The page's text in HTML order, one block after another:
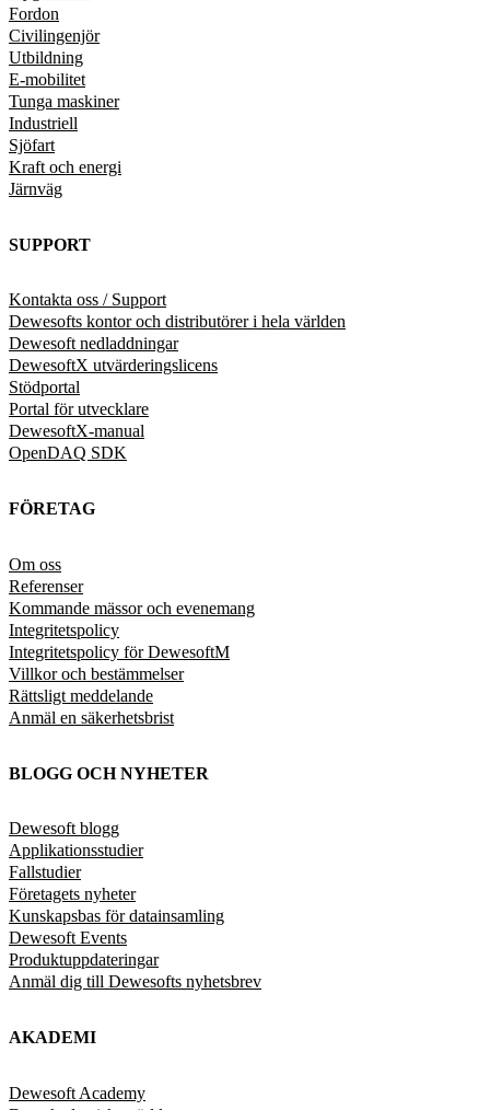
Fordon
Civilingenjör
Utbildning
E-mobilitet
Tunga maskiner
Industriell
Sjöfart
Kraft och energi
Järnväg
SUPPORT
Kontakta oss / Support
Dewesofts kontor och distributörer i hela världen
Dewesoft nedladdningar
DewesoftX utvärderingslicens
Stödportal
Portal för utvecklare
DewesoftX-manual
OpenDAQ SDK
FÖRETAG
Om oss
Referenser
Kommande mässor och evenemang
Integritetspolicy
Integritetspolicy för DewesoftM
Villkor och bestämmelser
Rättsligt meddelande
Anmäl en säkerhetsbrist
BLOGG OCH NYHETER
Dewesoft blogg
Applikationsstudier
Fallstudier
Företagets nyheter
Kunskapsbas för datainsamling
Dewesoft Events
Produktuppdateringar
Anmäl dig till Dewesofts nyhetsbrev
AKADEMI
Dewesoft Academy